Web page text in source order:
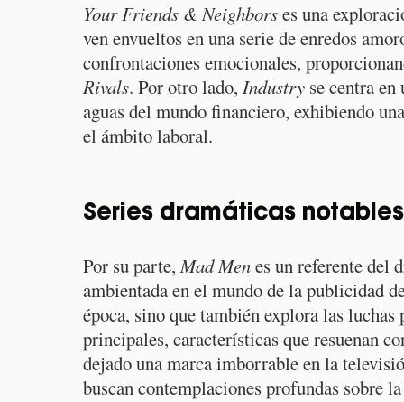
Your Friends & Neighborses una
ven envueltos en una serie de enredos
confrontaciones emocionales,
Rivals. Por otro lado, Industry se centra
aguas del mundo financiero, exhibiendo
el ámbito laboral.
Series dramáticas
Por su parte,Mad Menes un referente del
ambientada en el mundo de la publicidad
época, sino que también explora las luchas
principales, características que resuenan
dejado una marca imborrable en la
buscan contemplaciones profundas sobre